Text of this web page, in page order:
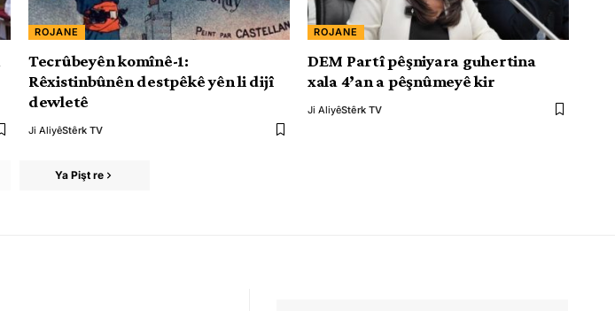
ROJANE
Tecrûbeyên komînê-1:
Rêxistinbûnên destpêkê yên li dijî
dewletê
Ji AliyêStêrk TV
ROJANE
DEM Partî pêşniyara guhertina
xala 4’an a pêşnûmeyê kir
Ji AliyêStêrk TV
Ya Pişt re